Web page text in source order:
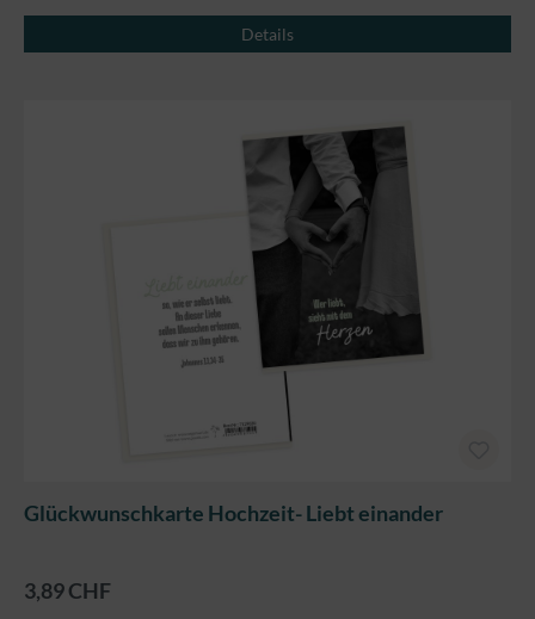
Details
Glückwunschkarte Hochzeit- Liebt einander
3,89 CHF